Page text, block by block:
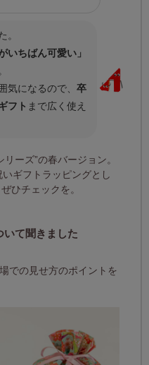
。
いちばん可愛い」
気になるので、卒
フト まで広く使え
ーズ”の春バージョン。
いギフトラッピングとし
ひチェックを。
いて聞きました
での見せ方のポイントを